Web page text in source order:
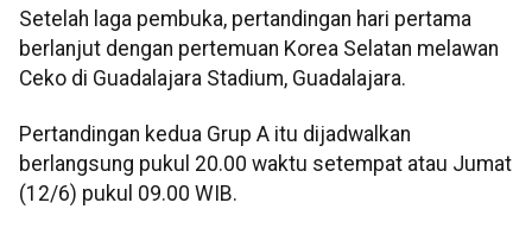
Setelah laga pembuka, pertandingan hari pertama
berlanjut dengan pertemuan Korea Selatan melawan
Ceko di Guadalajara Stadium, Guadalajara.
Pertandingan kedua Grup A itu dijadwalkan
berlangsung pukul 20.00 waktu setempat atau Jumat
(12/6) pukul 09.00 WIB.